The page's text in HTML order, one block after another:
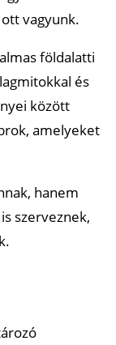
vagyunk.
földalatti
és
között
amelyeket
hanem
szerveznek,